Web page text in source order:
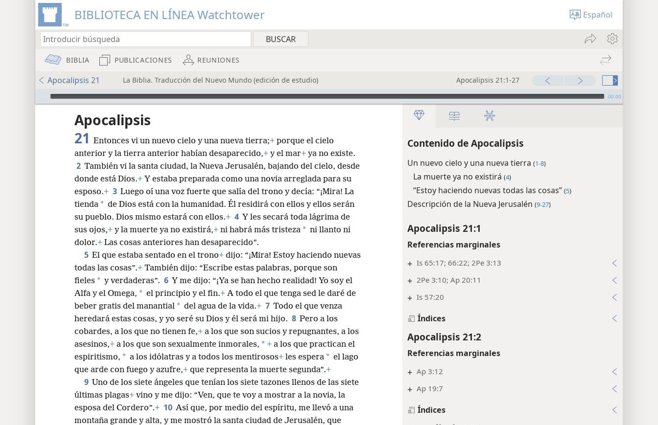
BIBLIOTECA EN LÍNEA Watchtower Español
BIBLIA PUBLICACIONES REUNIONES
Apocalipsis 21 La Biblia. Traducción del Nuevo Mundo (edición de estudio) Apocalipsis 21:1-27
Audio Player 00:00
Contenido de Apocalipsis
Un nuevo cielo y una nueva tierra (1-8)
La muerte ya no existirá (4)
“Estoy haciendo nuevas todas las cosas” (5)
Descripción de la Nueva Jerusalén (9-27)
Apocalipsis 21:1
Referencias marginales
+ Is 65:17; 66:22; 2Pe 3:13
+ 2Pe 3:10; Ap 20:11
+ Is 57:20
Índices
Apocalipsis 21:2
Referencias marginales
+ Ap 3:12
+ Ap 19:7
Índices
Apocalipsis
21 Entonces vi un nuevo cielo y una nueva tierra;+ porque el cielo
anterior y la tierra anterior habían desaparecido,+ y el mar+ ya no existe.
2 También vi la santa ciudad, la Nueva Jerusalén, bajando del cielo, desde
donde está Dios.+ Y estaba preparada como una novia arreglada para su
esposo.+ 3 Luego oí una voz fuerte que salía del trono y decía: “¡Mira! La
tienda * de Dios está con la humanidad. Él residirá con ellos y ellos serán
su pueblo. Dios mismo estará con ellos.+ 4 Y les secará toda lágrima de
sus ojos,+ y la muerte ya no existirá,+ ni habrá más tristeza * ni llanto ni
dolor.+ Las cosas anteriores han desaparecido”.
5 El que estaba sentado en el trono+ dijo: “¡Mira! Estoy haciendo nuevas
todas las cosas”.+ También dijo: “Escribe estas palabras, porque son
fieles * y verdaderas”. 6 Y me dijo: “¡Ya se han hecho realidad! Yo soy el
Alfa y el Omega, * el principio y el fin.+ A todo el que tenga sed le daré de
beber gratis del manantial * del agua de la vida.+ 7 Todo el que venza
heredará estas cosas, y yo seré su Dios y él será mi hijo. 8 Pero a los
cobardes, a los que no tienen fe,+ a los que son sucios y repugnantes, a los
asesinos,+ a los que son sexualmente inmorales, * + a los que practican el
espiritismo, * a los idólatras y a todos los mentirosos+ les espera * el lago
que arde con fuego y azufre,+ que representa la muerte segunda”.+
9 Uno de los siete ángeles que tenían los siete tazones llenos de las siete
últimas plagas+ vino y me dijo: “Ven, que te voy a mostrar a la novia, la
esposa del Cordero”.+ 10 Así que, por medio del espíritu, me llevó a una
montaña grande y alta, y me mostró la santa ciudad de Jerusalén, que